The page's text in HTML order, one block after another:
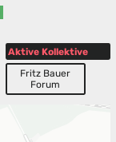
Aktive Kollektive
Fritz Bauer
Forum